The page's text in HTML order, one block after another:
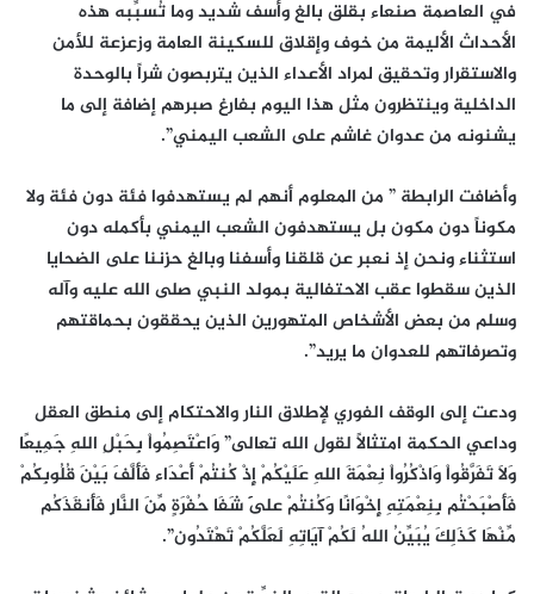
في العاصمة صنعاء بقلق بالغ وأسف شديد وما تُسبِّبه هذه
الأحداث الأليمة من خوف وإقلاق للسكينة العامة وزعزعة للأمن
والاستقرار وتحقيق لمراد الأعداء الذين يتربصون شراً بالوحدة
الداخلية وينتظرون مثل هذا اليوم بفارغ صبرهم إضافة إلى ما
يشنونه من عدوان غاشم على الشعب اليمني”.
وأضافت الرابطة ” من المعلوم أنهم لم يستهدفوا فئة دون فئة ولا
مكوناً دون مكون بل يستهدفون الشعب اليمني بأكمله دون
استثناء ونحن إذ نعبر عن قلقنا وأسفنا وبالغ حزننا على الضحايا
الذين سقطوا عقب الاحتفالية بمولد النبي صلى الله عليه وآله
وسلم من بعض الأشخاص المتهورين الذين يحققون بحماقتهم
وتصرفاتهم للعدوان ما يريد”.
ودعت إلى الوقف الفوري لإطلاق النار والاحتكام إلى منطق العقل
وداعي الحكمة امتثالاً لقول الله تعالى” وَاعْتَصِمُواْ بِحَبْلِ اللهِ جَمِيعًا
وَلاَ تَفَرَّقُواْ وَاذْكُرُواْ نِعْمَةَ اللهِ عَلَيْكُمْ إِذْ كُنتُمْ أَعْدَاء فَأَلَّفَ بَيْنَ قُلُوبِكُمْ
فَأَصْبَحْتُم بِنِعْمَتِهِ إِخْوَانًا وَكُنتُمْ عَلَىَ شَفَا حُفْرَةٍ مِّنَ النَّارِ فَأَنقَذَكُم
مِّنْهَا كَذَلِكَ يُبَيِّنُ اللهُ لَكُمْ آيَاتِهِ لَعَلَّكُمْ تَهْتَدُون”.